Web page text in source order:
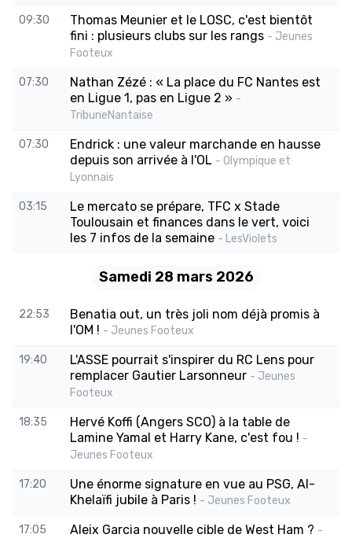
09:30
Thomas Meunier et le LOSC, c'est bientôt
fini : plusieurs clubs sur les rangs - Jeunes
Footeux
07:30
Nathan Zézé : « La place du FC Nantes est
en Ligue 1, pas en Ligue 2 » -
TribuneNantaise
07:30
Endrick : une valeur marchande en hausse
depuis son arrivée à l'OL - Olympique et
Lyonnais
03:15
Le mercato se prépare, TFC x Stade
Toulousain et finances dans le vert, voici
les 7 infos de la semaine - LesViolets
Samedi 28 mars 2026
22:53
Benatia out, un très joli nom déjà promis à
l'OM ! - Jeunes Footeux
19:40
L'ASSE pourrait s'inspirer du RC Lens pour
remplacer Gautier Larsonneur - Jeunes
Footeux
18:35
Hervé Koffi (Angers SCO) à la table de
Lamine Yamal et Harry Kane, c'est fou ! -
Jeunes Footeux
17:20
Une énorme signature en vue au PSG, Al-
Khelaïfi jubile à Paris ! - Jeunes Footeux
17:05 Aleix Garcia nouvelle cible de West Ham ? -